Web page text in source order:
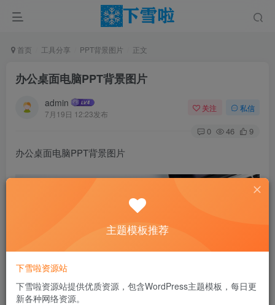
首页 工具分享 PPT背景图片 正文
办公桌面电脑PPT背景图片
admin
7月19日 12:23发布
关注 私信
0 46 9
办公桌面电脑PPT背景图片
主题模板推荐
下雪啦资源站
下雪啦资源站提供优质资源，包含WordPress主题模板，每日更
新各种网络资源。